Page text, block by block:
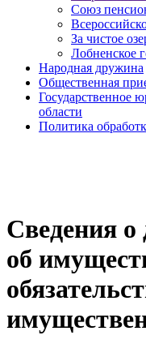
Союз
За чистое
Лобненское
Народная дружина
Общественная
Государственное
области
Политика
Сведения о
об